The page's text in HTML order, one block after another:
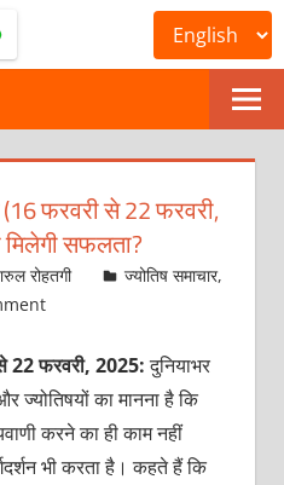
(16 फरवरी से 22 फरवरी,
मिलेगी सफलता?
रोहतगी ज्योतिष समाचार,
22 फरवरी, 2025:दुनियाभर
ज्‍योतिषयों का मानना है कि
करने का ही काम नहीं
भी करता है। कहते हैं कि